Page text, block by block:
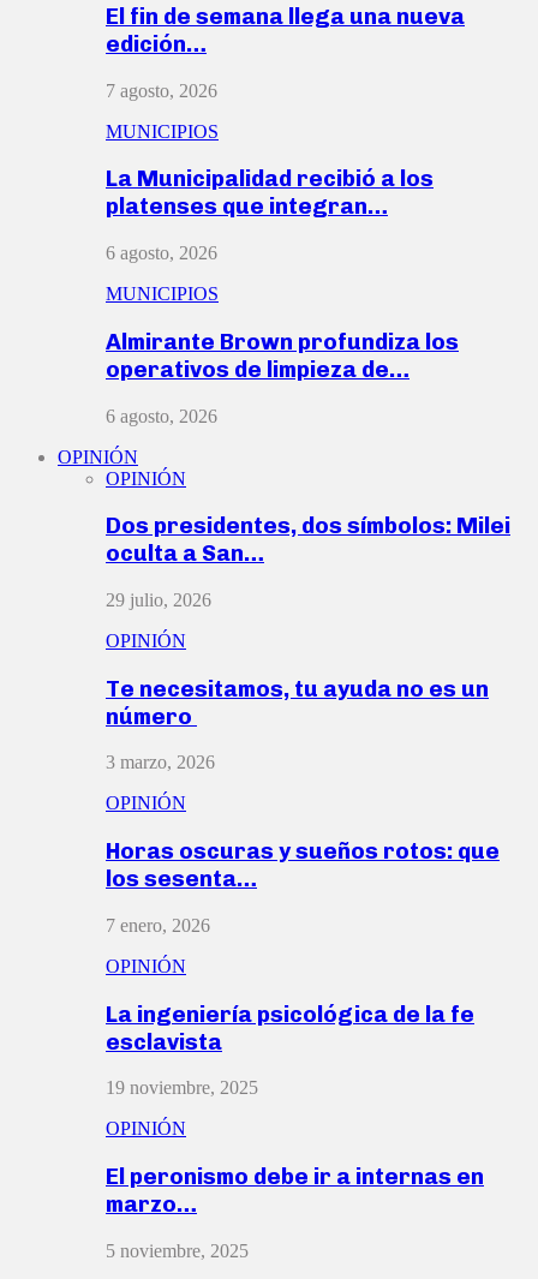
El fin de semana llega una nueva
edición…
7 agosto, 2026
MUNICIPIOS
La Municipalidad recibió a los
platenses que integran…
6 agosto, 2026
MUNICIPIOS
Almirante Brown profundiza los
operativos de limpieza de…
6 agosto, 2026
OPINIÓN
OPINIÓN
Dos presidentes, dos símbolos: Milei
oculta a San…
29 julio, 2026
OPINIÓN
Te necesitamos, tu ayuda no es un
número
3 marzo, 2026
OPINIÓN
Horas oscuras y sueños rotos: que
los sesenta…
7 enero, 2026
OPINIÓN
La ingeniería psicológica de la fe
esclavista
19 noviembre, 2025
OPINIÓN
El peronismo debe ir a internas en
marzo…
5 noviembre, 2025